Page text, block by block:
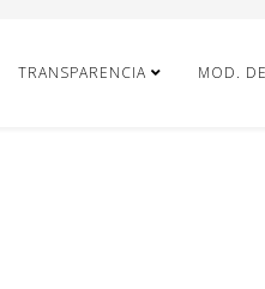
TRANSPARENCIA MOD.